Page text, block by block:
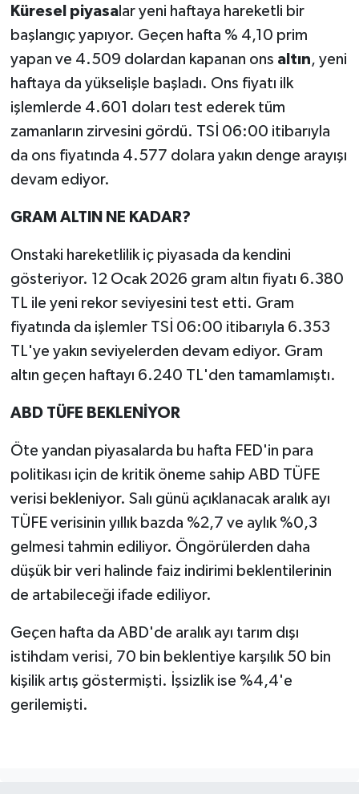
Küresel piyasalar yeni haftaya hareketli bir
başlangıç yapıyor. Geçen hafta % 4,10 prim
yapan ve 4.509 dolardan kapanan ons altın, yeni
haftaya da yükselişle başladı. Ons fiyatı ilk
işlemlerde 4.601 doları test ederek tüm
zamanların zirvesini gördü. TSİ 06:00 itibarıyla
da ons fiyatında 4.577 dolara yakın denge arayışı
devam ediyor.
GRAM ALTIN NE KADAR?
Onstaki hareketlilik iç piyasada da kendini
gösteriyor. 12 Ocak 2026 gram altın fiyatı 6.380
TL ile yeni rekor seviyesini test etti. Gram
fiyatında da işlemler TSİ 06:00 itibarıyla 6.353
TL'ye yakın seviyelerden devam ediyor. Gram
altın geçen haftayı 6.240 TL'den tamamlamıştı.
ABD TÜFE BEKLENİYOR
Öte yandan piyasalarda bu hafta FED'in para
politikası için de kritik öneme sahip ABD TÜFE
verisi bekleniyor. Salı günü açıklanacak aralık ayı
TÜFE verisinin yıllık bazda %2,7 ve aylık %0,3
gelmesi tahmin ediliyor. Öngörülerden daha
düşük bir veri halinde faiz indirimi beklentilerinin
de artabileceği ifade ediliyor.
Geçen hafta da ABD'de aralık ayı tarım dışı
istihdam verisi, 70 bin beklentiye karşılık 50 bin
kişilik artış göstermişti. İşsizlik ise %4,4'e
gerilemişti.